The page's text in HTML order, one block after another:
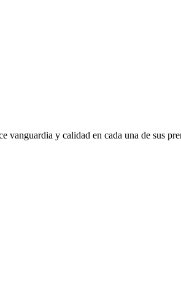
y calidad en cada una de sus